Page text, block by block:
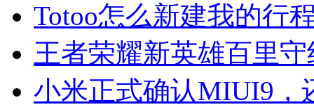
Totoo怎么新建我的行
王者荣耀新英雄百里
小米正式确认MIUI9，